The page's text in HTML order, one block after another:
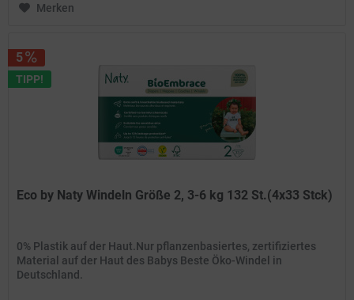
Merken
5
TIPP!
Eco by Naty Windeln Größe 2, 3-6 kg 132 St.(4x33 Stck)
0% Plastik auf der Haut.Nur pflanzenbasiertes, zertifiziertes
Material auf der Haut des Babys Beste Öko-Windel in
Deutschland.